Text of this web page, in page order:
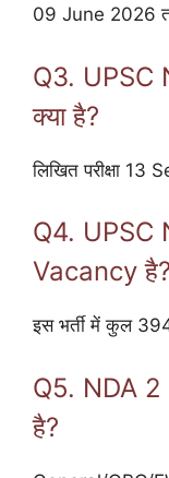
09 June 2026
Q3. UPSC
क्या है?
लिखित परीक्षा
Q4. UPSC
Vacancy है?
इस भर्ती में कुल 394
Q5. NDA
है?